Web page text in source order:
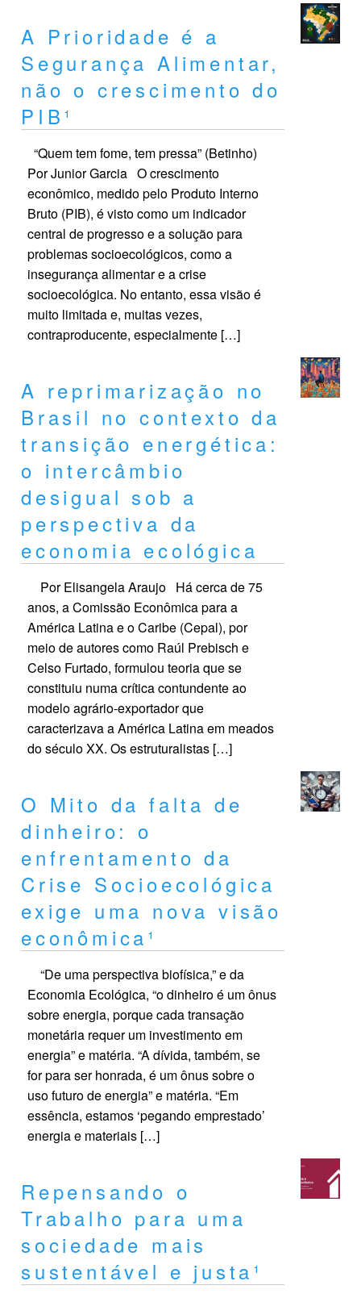
A Prioridade é a
Segurança Alimentar,
não o crescimento do
PIB¹
“Quem tem fome, tem pressa” (Betinho)
Por Junior Garcia O crescimento
econômico, medido pelo Produto Interno
Bruto (PIB), é visto como um indicador
central de progresso e a solução para
problemas socioecológicos, como a
insegurança alimentar e a crise
socioecológica. No entanto, essa visão é
muito limitada e, muitas vezes,
contraproducente, especialmente […]
A reprimarização no
Brasil no contexto da
transição energética:
o intercâmbio
desigual sob a
perspectiva da
economia ecológica
Por Elisangela Araujo Há cerca de 75
anos, a Comissão Econômica para a
América Latina e o Caribe (Cepal), por
meio de autores como Raúl Prebisch e
Celso Furtado, formulou teoria que se
constituiu numa crítica contundente ao
modelo agrário-exportador que
caracterizava a América Latina em meados
do século XX. Os estruturalistas […]
O Mito da falta de
dinheiro: o
enfrentamento da
Crise Socioecológica
exige uma nova visão
econômica¹
“De uma perspectiva biofísica,” e da
Economia Ecológica, “o dinheiro é um ônus
sobre energia, porque cada transação
monetária requer um investimento em
energia” e matéria. “A dívida, também, se
for para ser honrada, é um ônus sobre o
uso futuro de energia” e matéria. “Em
essência, estamos ‘pegando emprestado’
energia e materiais […]
Repensando o
Trabalho para uma
sociedade mais
sustentável e justa¹